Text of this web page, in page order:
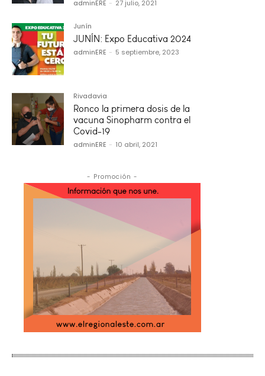
adminERE - 27 julio, 2021
Junín
JUNÍN: Expo Educativa 2024
adminERE - 5 septiembre, 2023
Rivadavia
Ronco la primera dosis de la
vacuna Sinopharm contra el
Covid-19
adminERE - 10 abril, 2021
- Promoción -